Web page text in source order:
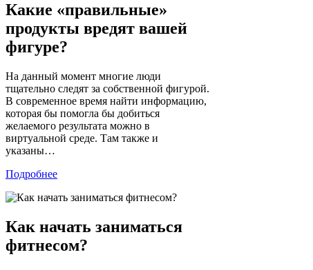
Какие «правильные»
продукты вредят вашей
фигуре?
На данный момент многие люди
тщательно следят за собственной фигурой.
В современное время найти информацию,
которая бы помогла бы добиться
желаемого результата можно в
виртуальной среде. Там также и
указаны…
Подробнее
Как начать заниматься
фитнесом?